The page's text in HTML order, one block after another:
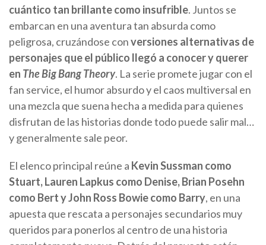
cuántico tan brillante como insufrible. Juntos se
embarcan en una aventura tan absurda como
peligrosa, cruzándose conversiones alternativas de
personajes que el público llegó a conocer y querer
en The Big Bang Theory. La serie promete jugar con el
fan service, el humor absurdo y el caos multiversal en
una mezcla que suena hecha a medida para quienes
disfrutan de las historias donde todo puede salir mal…
y generalmente sale peor.
El elenco principal reúne a Kevin Sussman como
Stuart, Lauren Lapkus como Denise, Brian Posehn
como Bert y John Ross Bowie como Barry, en una
apuesta que rescata a personajes secundarios muy
queridos para ponerlos al centro de una historia